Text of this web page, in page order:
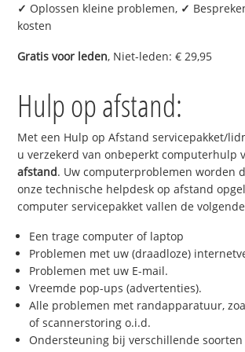
✓ Oplossen kleine problemen, ✓
kosten
Gratis voor leden, Niet-leden: € 29,95
Hulp op afstand:
Met een Hulp op Afstand servicepakket/
u verzekerd van onbeperkt computerhulp
afstand. Uw computerproblemen worden
onze technische helpdesk op afstand
computer servicepakket vallen de
Een trage computer of laptop
Problemen met uw (draadloze)
Problemen met uw E-mail.
Vreemde pop-ups (advertenties).
Alle problemen met randapparatuur,
of scannerstoring o.i.d.
Ondersteuning bij verschillende soorten